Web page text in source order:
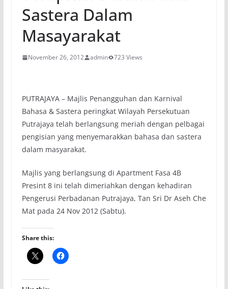
Sastera Dalam
Masayarakat
November 26, 2012 admin 723 Views
PUTRAJAYA – Majlis Penangguhan dan Karnival
Bahasa & Sastera peringkat Wilayah Persekutuan
Putrajaya telah berlangsung meriah dengan pelbagai
pengisian yang menyemarakkan bahasa dan sastera
dalam masyarakat.
Majlis yang berlangsung di Apartment Fasa 4B
Presint 8 ini telah dimeriahkan dengan kehadiran
Pengerusi Perbadanan Putrajaya, Tan Sri Dr Aseh Che
Mat pada 24 Nov 2012 (Sabtu).
Share this: